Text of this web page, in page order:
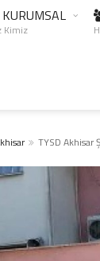
KURUMSAL
Kimiz
TYSD Akhisar